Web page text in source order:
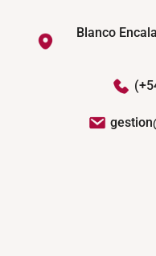
Blanco